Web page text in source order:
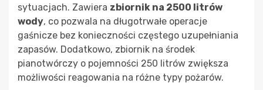
sytuacjach. Zawiera zbiornik na 2500 litrów
wody, co pozwala na długotrwałe operacje
gaśnicze bez konieczności częstego uzupełniania
zapasów. Dodatkowo, zbiornik na środek
pianotwórczy o pojemności 250 litrów zwiększa
możliwości reagowania na różne typy pożarów.